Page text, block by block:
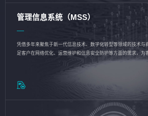
管理信息系统（MSS）
凭借多年来聚焦于新一代信息技术、数字化转型等领域的技术与
足客户在网络优化、运营维护和信息安全防护等方面的需求，为